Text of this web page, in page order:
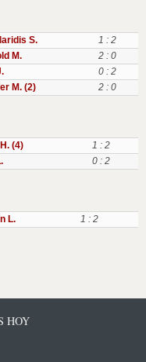
S.
1 : 2
M.
2 : 0
0 : 2
M. (2) 2 : 0
(4)
1 : 2
0 : 2
L. 1 : 2
HOY